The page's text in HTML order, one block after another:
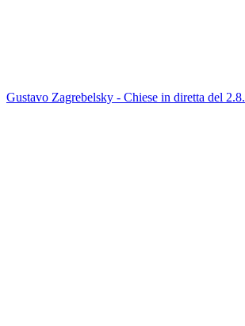
Gustavo Zagrebelsky - Chiese in diretta del